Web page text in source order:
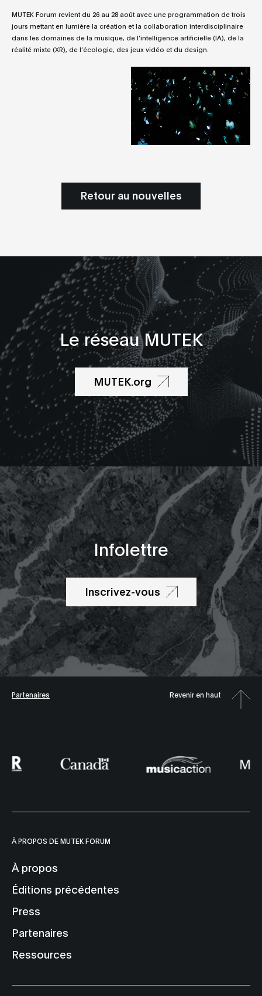
MUTEK Forum revient du 26 au 28 août avec une programmation de trois
jours mettant en lumière la création et la collaboration interdisciplinaire
dans les domaines de la musique, de l’intelligence artificielle (IA), de la
réalité mixte (XR), de l’écologie, des jeux vidéo et du design.
Retour au nouvelles
Le réseau MUTEK
MUTEK.org
Infolettre
Inscrivez-vous
Partenaires Revenir en haut
À PROPOS DE MUTEK FORUM
À propos
Éditions précédentes
Press
Partenaires
Ressources